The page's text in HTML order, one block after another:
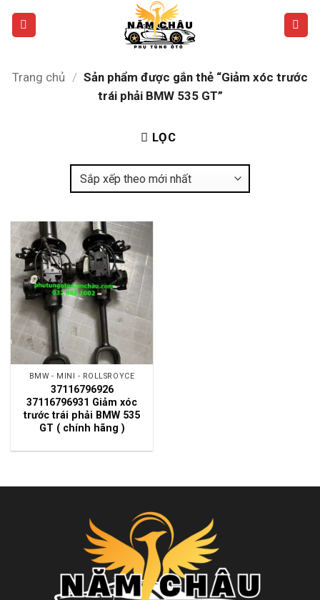
Trang chủ / Sản phẩm được gắn thẻ “Giảm xóc trước
trái phải BMW 535 GT”
LỌC
BMW - MINI - ROLLSROYCE
37116796926
37116796931 Giảm xóc
trước trái phải BMW 535
GT ( chính hãng )